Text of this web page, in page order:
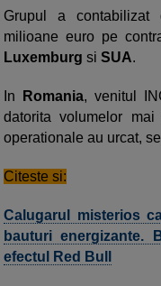
Grupul a
milioane euro pe
Luxemburg si SUA.
In Romania, venitul
datorita volumelor
operationale au urcat,
Citeste si:
Calugarul misterios
bauturi energizante.
efectul Red Bull